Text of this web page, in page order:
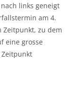
links geneigt
am 4.
Zeitpunkt, zu dem
eine grosse
Zeitpunkt